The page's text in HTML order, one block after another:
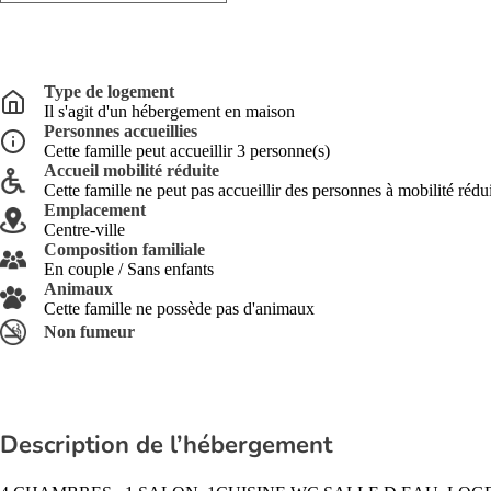
Type de logement
Il s'agit d'un hébergement en maison
Personnes accueillies
Cette famille peut accueillir 3 personne(s)
Accueil mobilité réduite
Cette famille ne peut pas accueillir des personnes à mobilité
Emplacement
Centre-ville
Composition familiale
En couple / Sans enfants
Animaux
Cette famille ne possède pas d'animaux
Non fumeur
Description de l’hébergement